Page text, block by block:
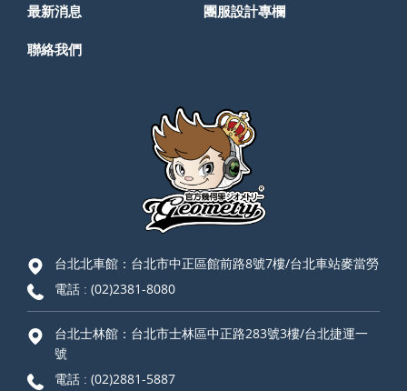
最新消息 團服設計專欄
聯絡我們
台北北車館：台北市中正區館前路8號7樓/台北車站麥當勞
電話 : (02)2381-8080
台北士林館：台北市士林區中正路283號3樓/台北捷運一
號
電話 : (02)2881-5887